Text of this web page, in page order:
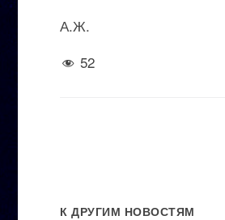
А.Ж.
52
К ДРУГИМ НОВОСТЯМ